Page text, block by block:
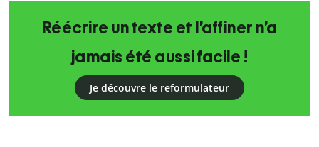
Réécrire un texte et l’affiner n’a
jamais été aussi facile !
Je découvre le reformulateur